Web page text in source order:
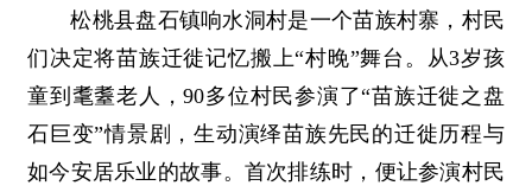
松桃县盘石镇响水洞村是一个苗族村寨，村民
们决定将苗族迁徙记忆搬上“村晚”舞台。从3岁孩
童到耄耋老人，90多位村民参演了“苗族迁徙之盘
石巨变”情景剧，生动演绎苗族先民的迁徙历程与
如今安居乐业的故事。首次排练时，便让参演村民